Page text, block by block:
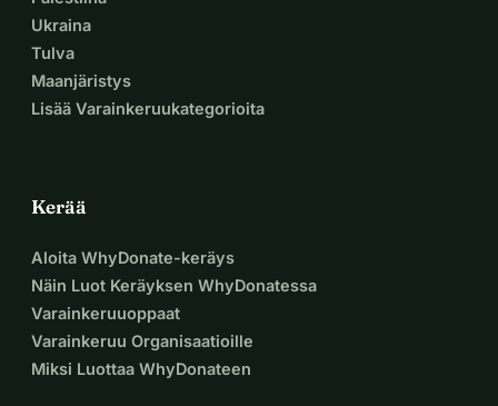
Ukraina
Tulva
Maanjäristys
Lisää Varainkeruukategorioita
Kerää
Aloita WhyDonate-keräys
Näin Luot Keräyksen WhyDonatessa
Varainkeruuoppaat
Varainkeruu Organisaatioille
Miksi Luottaa WhyDonateen